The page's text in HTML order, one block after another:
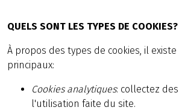
QUELS SONT LES TYPES DE COOKIES?
À propos des types de cookies, il
principaux:
Cookies analytiques: collectez
l'utilisation faite du site.